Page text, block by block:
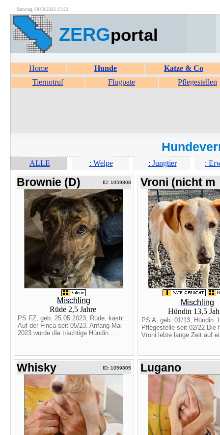
Samstag, 08.08.2026 15:22
ZERGportal
Home Hunde
Katze & Co
Tiernotruf
Flugpate Pflegestellen
ALLE : Welpe : Jungtier :
Brownie (D) ID: 1059808
Mischling
Rüde 2,5 Jahre
PS FZ, geb. 25.05.2023, Rüde, kastr..
Auf der Finca seit 05/23. Anfang Mai
2023 wurde die trächtige Hündin ...
Vroni (nicht m
Mischling
Hündin 13,5
PS A, geb: 01/13, Hündin.
Pflegestelle seit 02/22 Die
Vroni lebte lange Zeit auf
Whisky ID: 1059805 Lugano